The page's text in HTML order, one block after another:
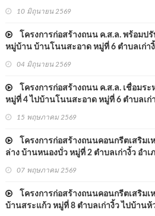
10 มิถุนายน 2569
โครงการก่อสร้างถนน ค.ส.ล. พร้อมป
หมู่บ้าน บ้านโนนสะอาด หมู่ที่ 6 ตำบลเก่า
04 มิถุนายน 2569
โครงการก่อสร้างถนน ค.ส.ล. เชื่อมร
หมู่ที่ 4 ไปบ้านโนนสะอาด หมู่ที่ 6 ตำบลเก่
15 พฤษภาคม 2569
โครงการก่อสร้างถนนคอนกรีตเสริมเ
ล่าง บ้านหนองบั่ว หมู่ที่ 2 ตำบลเก่างิ้ว อำ
07 พฤษภาคม 2569
โครงการก่อสร้างถนนคอนกรีตเสริมเ
บ้านสระแก้ว หมู่ที่ 8 ตำบลเก่างิ้ว ไปบ้าน